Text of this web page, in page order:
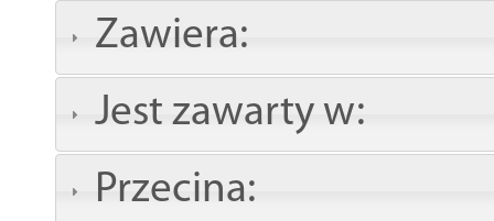
Zawiera:
Jest zawarty w:
Przecina: